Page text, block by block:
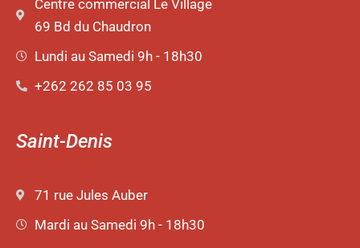
Centre commercial Le Village
69 Bd du Chaudron
Lundi au Samedi 9h - 18h30
+262 262 85 03 95
Saint-Denis
71 rue Jules Auber
Mardi au Samedi 9h - 18h30